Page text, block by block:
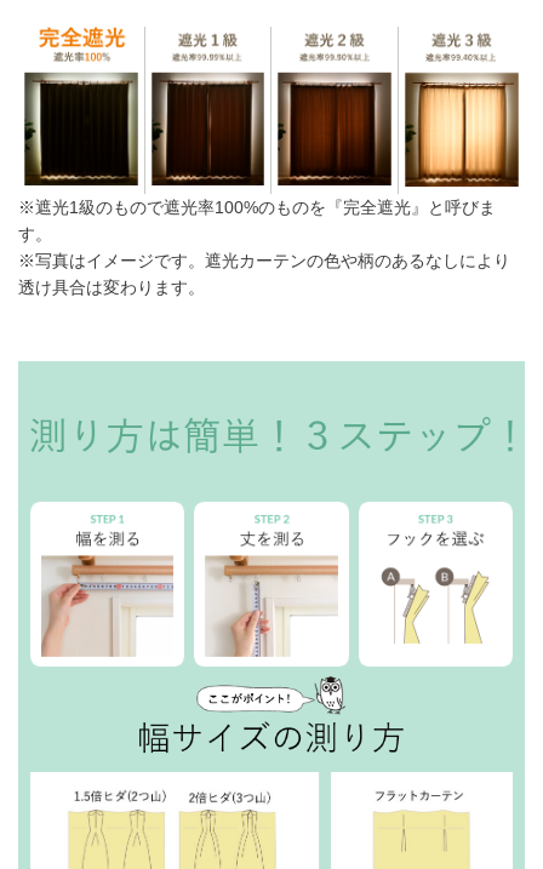
※遮光1級のもので遮光率100%のものを『完全遮光』と呼びま
す。
※写真はイメージです。遮光カーテンの色や柄のあるなしにより
透け具合は変わります。